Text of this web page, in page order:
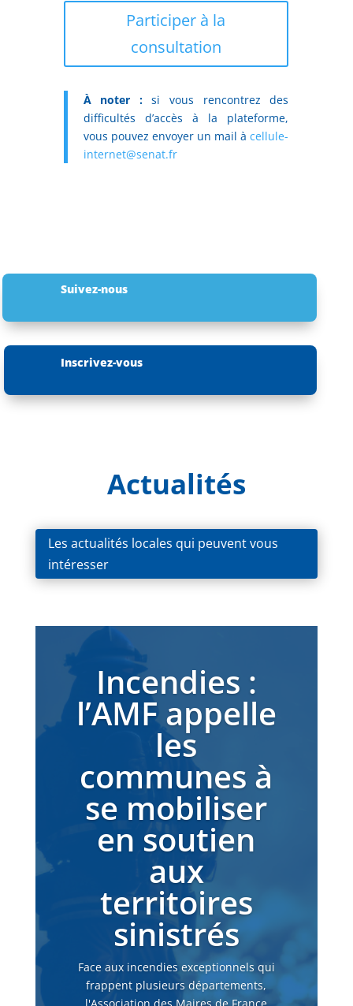
Participer à la
consultation
À noter :si vous rencontrez des
difficultés d’accès à la plateforme,
vous pouvez envoyer un mail àcellule-
internet@senat.fr
Suivez-nous
Inscrivez-vous
Actualités
Les actualités locales qui peuvent vous
intéresser
Incendies :
l’AMF appelle
les
communes à
se mobiliser
en soutien
aux
territoires
sinistrés
Face aux incendies exceptionnels qui
frappent plusieurs départements,